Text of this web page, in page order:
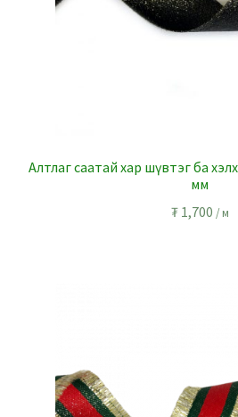
Алтлаг саатай хар шүвтэг ба
мм
₮1,700 / м